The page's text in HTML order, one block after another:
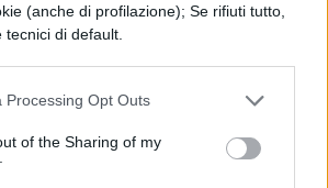
(anche di profilazione); Se rifiuti tutto,
di default.
Processing Opt Outs
of the Sharing of my